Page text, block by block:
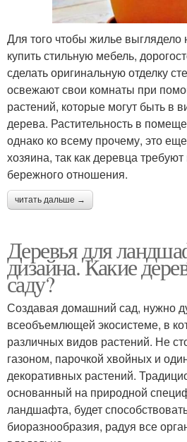
Для того чтобы жилье
купить стильную мебель,
сделать оригинальную отделку
освежают свои комнаты при
растений, которые могут быть в
дерева. Растительность в
однако ко всему прочему, это
хозяина, так как деревца
бережного отношения.
читать дальше →
Деревья для
дизайна. Какие
саду?
Создавая домашний сад, нужно
всеобъемлющей экосистеме, в
различных видов растений. Не
газоном, парочкой хвойных и
декоративных растений.
основанный на природной
ландшафта, будет
биоразнообразия, радуя все